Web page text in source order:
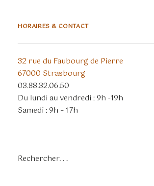
HORAIRES & CONTACT
32 rue du Faubourg de Pierre
67000 Strasbourg
03.88.32.06.50
Du lundi au vendredi : 9h -19h
Samedi : 9h – 17h